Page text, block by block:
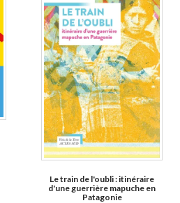
Le train de l'oubli : itinéraire
d'une guerrière mapuche en
Patagonie